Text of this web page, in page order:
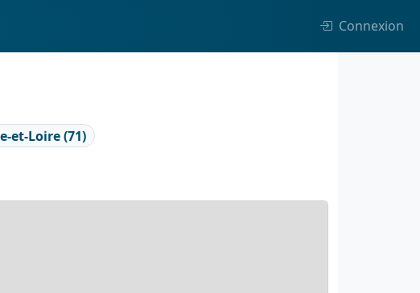
Connexion
et-Loire (71)